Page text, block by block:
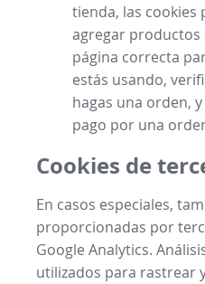
tienda, las
agregar productos
página correcta
estás usando,
hagas una orden,
pago por una
Cookies de
En casos especiales,
proporcionadas por
Google Analytics.
utilizados para rastrear